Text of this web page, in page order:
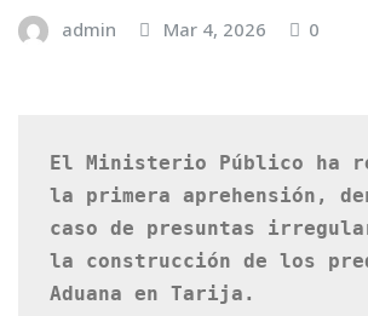
admin Mar 4, 2026 0
El Ministerio Público ha
la primera aprehensión,
caso de presuntas
la construcción de los
Aduana en Tarija.